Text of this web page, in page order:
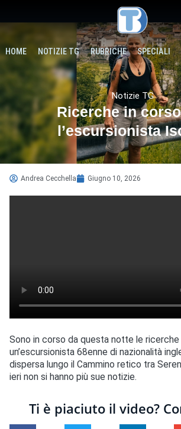
HOME NOTIZIE TG RUBRICHE SPECIALI
Notizie TG
Ricerche in
l’escursionista
Andrea Cecchella Giugno 10, 2026
Sono in corso da questa notte le ricerche
un’escursionista 68enne di nazionalità
dispersa lungo il Cammino retico tra
ieri non si hanno più sue notizie.
Ti è piaciuto il video?